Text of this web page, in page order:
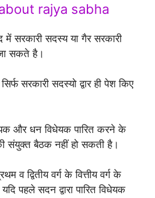
rajya sabha
में सरकारी सदस्य या गैर सरकारी
सकते है।
सरकारी सदस्यो द्वार ही पेश किए
और धन विधेयक पारित करने के
संयुक्त बैठक नहीं हो सकती है।
व द्वितीय वर्ग के वित्तीय वर्ग के
पहले सदन द्वारा पारित विधेयक